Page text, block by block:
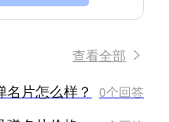
查看全部
片怎么样？ 0个回答